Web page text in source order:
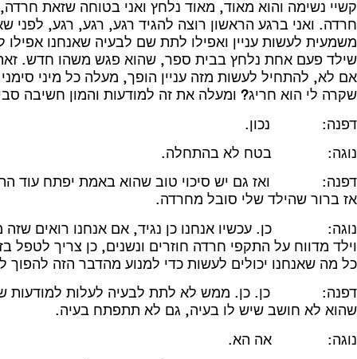
קשיי נשימה והוא מאוד, מאוד נלחץ ואני בטוחה שזאת
חרדה. ואני ברגע הראשון רוצה להגיד רגע, רגע, רגע,
משמעית לעשות עניין ואפילו לתת שם לבעיה שאנחנו
שילד פעם אחת נלחץ בבית ספר, שהוא פגש משהו חדש.
אם לא, להתחיל לעשות מזה עניין הופך, מעלה כל מיני
שקרה לי הוא חריג? ומעלה את זה למודעות והמון חשיבה
דפנה: נכון.
נוגה: בטח לא בהתחלה.
אז ברור שהילד שלי סובל מחרדה.
נוגה: כן. עכשיו אנחנו כן נגיד, אם אנחנו רואים שזה
וילד מדווח על התקפי חרדה חוזרים ונשנים, כן צריך
כל מה שאנחנו יכולים לעשות כדי למנוע מהדבר הזה להפוך
דפנה: כן. כן. ממש לא לתת לבעיה לעלות למודעות של
שהוא לא חושב שיש לו בעיה, גם לא תתפתח בעיה.
נוגה: אה הא.